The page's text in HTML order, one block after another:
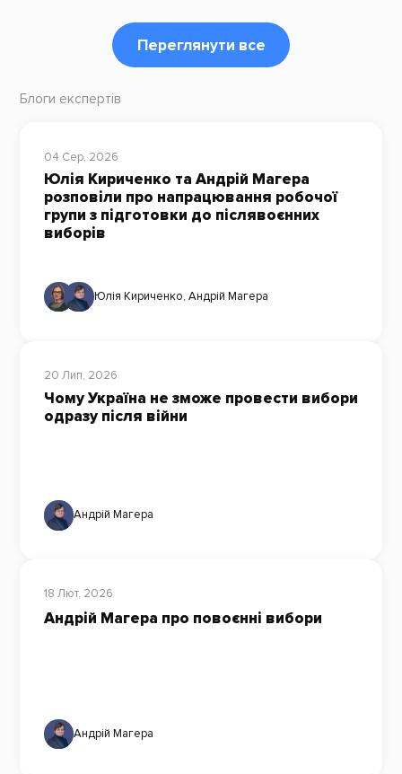
Переглянути все
Блоги експертів
04 Сер, 2026
Юлія Кириченко та Андрій Магера
розповіли про напрацювання робочої
групи з підготовки до післявоєнних
виборів
Юлія Кириченко, Андрій Магера
20 Лип, 2026
Чому Україна не зможе провести вибори
одразу після війни
Андрій Магера
18 Лют, 2026
Андрій Магера про повоєнні вибори
Андрій Магера